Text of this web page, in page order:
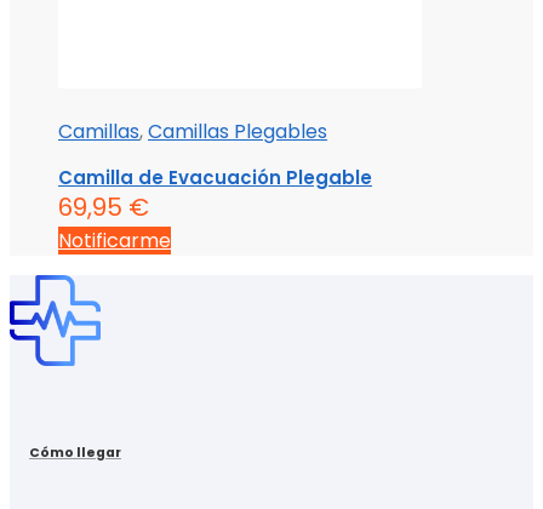
Camillas,Camillas Plegables
Camilla de Evacuación Plegable
69,95 €
Notificarme
Cómo llegar